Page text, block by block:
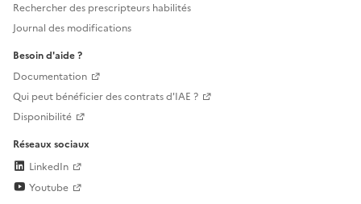
Rechercher des prescripteurs habilités
Journal des modifications
Besoin d'aide ?
Documentation
Qui peut bénéficier des contrats d'IAE ?
Disponibilité
Réseaux sociaux
LinkedIn
Youtube